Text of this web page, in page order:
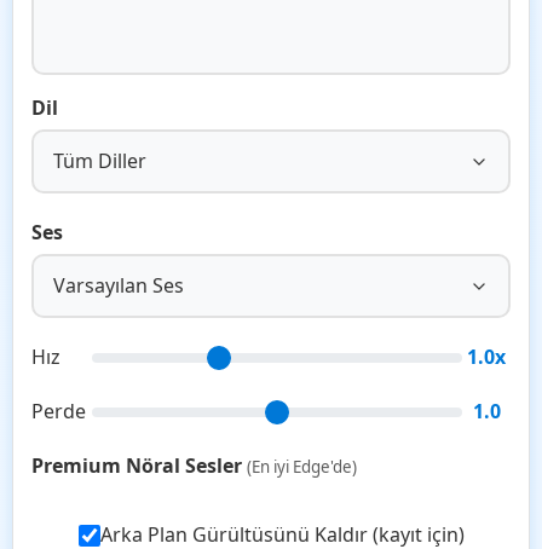
Dil
Tüm Diller
Ses
Varsayılan Ses
Hız 1.0x
Perde 1.0
Premium Nöral Sesler (En iyi Edge'de)
Arka Plan Gürültüsünü Kaldır (kayıt için)